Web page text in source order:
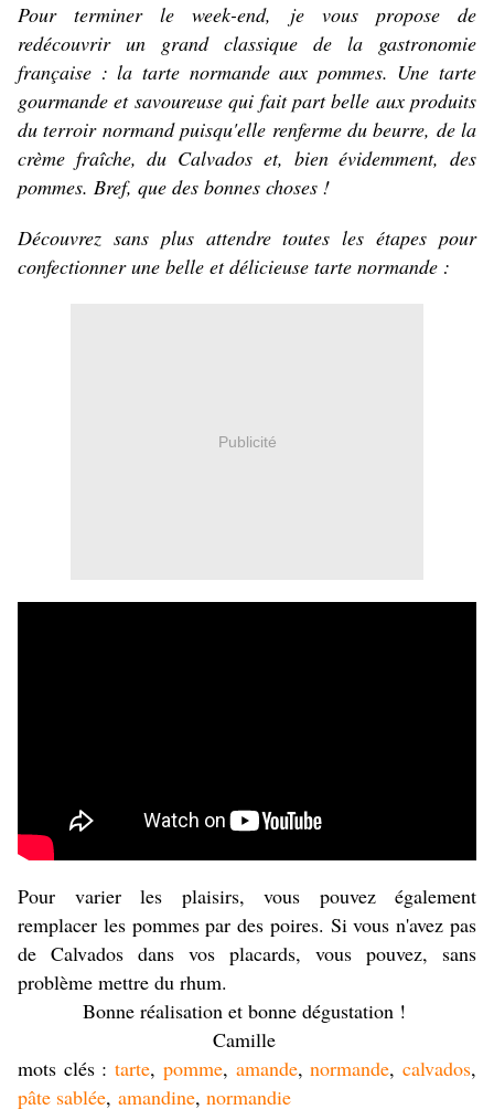
Pour terminer le week-end, je vous propose de
redécouvrir un grand classique de la gastronomie
française : la tarte normande aux pommes. Une tarte
gourmande et savoureuse qui fait part belle aux produits
du terroir normand puisqu'elle renferme du beurre, de la
crème fraîche, du Calvados et, bien évidemment, des
pommes. Bref, que des bonnes choses !
Découvrez sans plus attendre toutes les étapes pour
confectionner une belle et délicieuse tarte normande :
Publicité
Pour varier les plaisirs, vous pouvez également
remplacer les pommes par des poires. Si vous n'avez pas
de Calvados dans vos placards, vous pouvez, sans
problème mettre du rhum.
Bonne réalisation et bonne dégustation !
Camille
mots clés :tarte, pomme, amande,normande,calvados,
pâte sablée, amandine, normandie